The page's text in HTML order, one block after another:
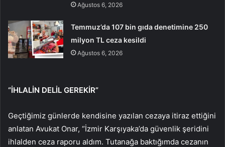
Ağustos 6, 2026
Temmuz’da 107 bin gıda denetimine 250
milyon TL ceza kesildi
Ağustos 6, 2026
“İHLALİN DELİL GEREKİR”
Geçtiğimiz günlerde kendisine yazılan cezaya itiraz ettiğini
anlatan Avukat Onar, “İzmir Karşıyaka’da güvenlik şeridini
ihlalden ceza raporu aldım. Tutanağa baktığımda cezanın